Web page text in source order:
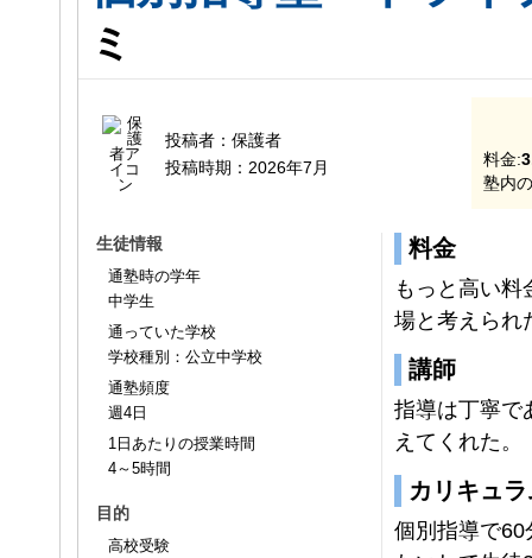
ミ
投稿者： 保護者
投稿時期： 2026年7月 料金:
塾内
生徒情報
通塾時の学年
中学生
通っていた学校
学校種別：公立中学校
通塾頻度
週4日
1日あたりの授業時間
4～5時間
目的
高校受験
料金
もっと高い
場と考えられ
講師
指導は丁寧で
えてくれた。
カリキュ
個別指導で60